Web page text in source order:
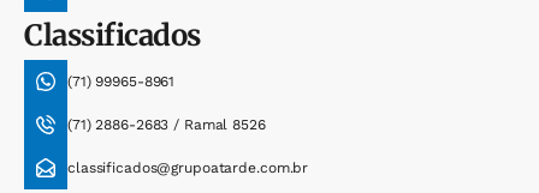
Classificados
(71) 99965-8961
(71) 2886-2683 / Ramal 8526
classificados@grupoatarde.com.br